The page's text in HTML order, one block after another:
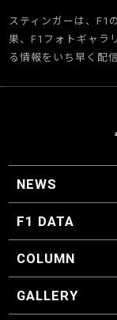
スティンガーは、F1
果、F1フォトギャラ
る情報をいち早く配
NEWS
F1 ニュース
F1 DATA
F1 日程
F1 データ
COLUMN
マイ・ワンダフ
スクーデリア・一
F1に燃え、ゴル
スティングくんの
GALLERY